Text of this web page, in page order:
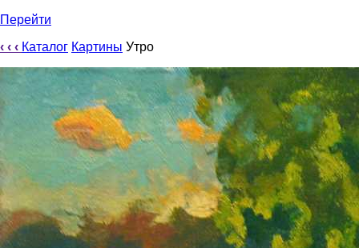
Перейти
‹ ‹ ‹ Каталог Картины Утро